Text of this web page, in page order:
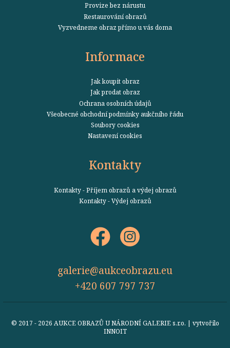
Provize bez nárustu
Restaurování obrazů
Vyzvedneme obraz přímo u vás doma
Informace
Jak koupit obraz
Jak prodat obraz
Ochrana osobních údajů
Všeobecné obchodní podmínky aukčního řádu
Soubory cookies
Nastavení cookies
Kontakty
Kontakty - Příjem obrazů a výdej obrazů
Kontakty - Výdej obrazů
galerie@aukceobrazu.eu
+420 607 797 737
© 2017 - 2026 AUKCE OBRAZŮ U NÁRODNÍ GALERIE s.r.o. | vytvořilo
INNOIT